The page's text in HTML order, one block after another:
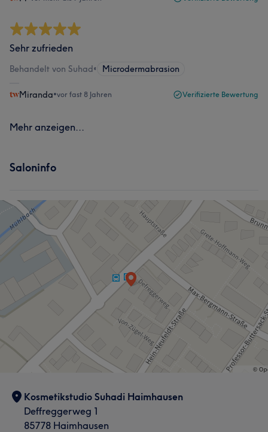
Sehr zufrieden
Behandelt von Suhad• Microdermabrasion
Miranda•vor fast 8 Jahren Verifizierte Bewertung
Mehr anzeigen...
Saloninfo
Kosmetikstudio Suhadi Haimhausen
Deffreggerweg 1
85778 Haimhausen